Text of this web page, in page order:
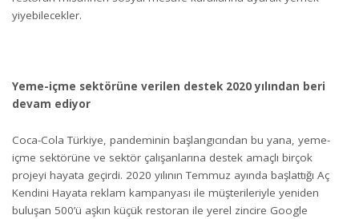
yiyebilecekler.
Yeme-içme sektörüne verilen destek 2020 yılından beri
devam ediyor
Coca-Cola Türkiye, pandeminin başlangıcından bu yana, yeme-
içme sektörüne ve sektör çalışanlarına destek amaçlı birçok
projeyi hayata geçirdi. 2020 yılının Temmuz ayında başlattığı Aç
Kendini Hayata reklam kampanyası ile müşterileriyle yeniden
buluşan 500’ü aşkın küçük restoran ile yerel zincire Google